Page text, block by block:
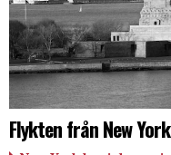
Flykten från New York